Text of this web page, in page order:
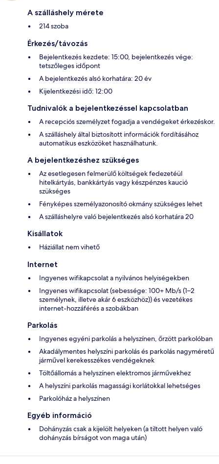
A szálláshely mérete
214 szoba
Érkezés/távozás
Bejelentkezés kezdete: 15:00, bejelentkezés vége:
tetszőleges időpont
A bejelentkezés alsó korhatára: 20 év
Kijelentkezési idő: 12:00
Tudnivalók a bejelentkezéssel kapcsolatban
A recepciós személyzet fogadja a vendégeket érkezéskor.
A szálláshely által biztosított információk fordításához
automatikus eszközöket használhatunk.
A bejelentkezéshez szükséges
Az esetlegesen felmerülő költségek fedezetéül
hitelkártyás, bankkártyás vagy készpénzes kaució
szükséges
Fényképes személyazonosító okmány szükséges lehet
A szálláshelyre való bejelentkezés alsó korhatára 20
Kisállatok
Háziállat nem vihető
Internet
Ingyenes wifikapcsolat a nyilvános helyiségekben
Ingyenes wifikapcsolat (sebessége: 100+ Mb/s (1–2
személynek, illetve akár 6 eszközhöz)) és vezetékes
internet-hozzáférés a szobákban
Parkolás
Ingyenes egyéni parkolás a helyszínen, őrzött parkolóban
Akadálymentes helyszíni parkolás és parkolás nagyméretű
járművel kerekesszékes vendégeknek
Töltőállomás a helyszínen elektromos járművekhez
A helyszíni parkolás magassági korlátokkal lehetséges
Parkolóház a helyszínen
Egyéb információ
Dohányzás csak a kijelölt helyeken (a tiltott helyen való
dohányzás bírságot von maga után)